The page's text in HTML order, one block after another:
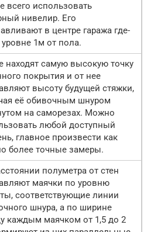
всего использовать
нивелир. Его
в центре гаража где-
уровне 1м от пола.
находят самую высокую точку
покрытия и от нее
высоту будущей стяжки,
её обивочным шнуром
на саморезах. Можно
любой доступный
главное произвести как
более точные замеры.
полуметра от стен
маячки по уровню
соответствующие линии
шнура, а по ширине
каждым маячком от 1,5 до 2